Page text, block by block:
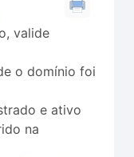
valide
o domínio foi
e ativo
na